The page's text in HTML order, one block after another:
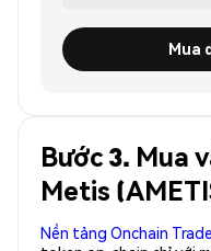
Mua
Bước 3. Mua
Metis
Nền tảng Onchain